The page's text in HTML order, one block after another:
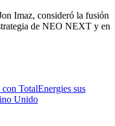
Imaz, consideró la fusión
de NEO NEXT y en